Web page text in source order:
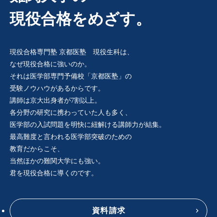
現役合格をめざす。
現役合格専門塾 京都医塾 現役生科は、
なぜ現役合格に強いのか。
それは医学部専門予備校「京都医塾」の
受験ノウハウがあるからです。
講師は京大出身者が7割以上。
各分野の研究に携わっていた人も多く、
医学部の入試問題を明快に紐解ける講師力が結集。
最高難度と言われる医学部突破のための
教育だからこそ、
当然ほかの難関大学にも強い。
君を現役合格に導くのです。
資料請求